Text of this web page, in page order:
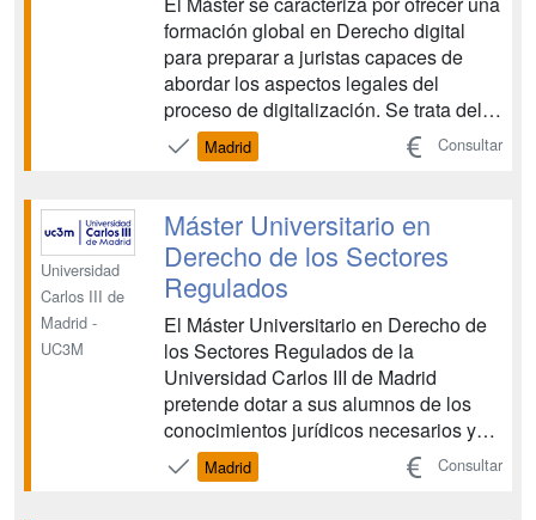
formación global en Derecho digital
para preparar a juristas capaces de
abordar los aspectos legales del
proceso de digitalización. Se trata del
único programa que abarca todos los
ámbitos del entorno digital y que deben
de forma integral la ordenación jurídica
en las ...
Madrid Consultar
Universidad
Carlos III de
Madrid -
UC3M
Máster Universitario en
Derecho de los Sectores
Regulados
El Máster Universitario en Derecho de
los Sectores Regulados de la
Universidad Carlos III de Madrid
pretende dotar a sus alumnos de los
conocimientos jurídicos necesarios y
una formación práctica que les permita
trabajar en los sectores regulados.
Madrid Consultar